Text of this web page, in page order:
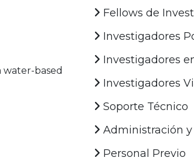
based
Fellows de
Investigadores
Investigadores
Investigadores
Soporte Técnico
Administración y
Personal Previo